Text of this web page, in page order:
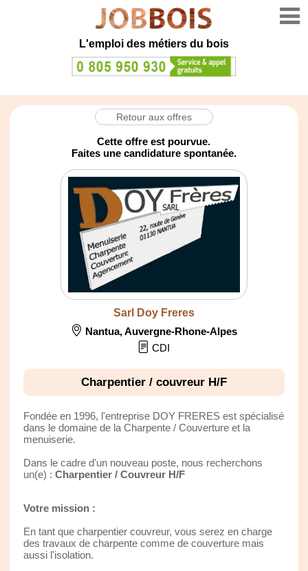
L'emploi des métiers du bois
Retour aux offres
Cette offre est pourvue.
Faites une candidature spontanée.
Sarl Doy Freres
Nantua,Auvergne-Rhone-Alpes
CDI
Charpentier / couvreur H/F
Fondée en 1996, l'entreprise DOY FRERES est spécialisé
dans le domaine de la Charpente / Couverture et la
menuiserie.
Dans le cadre d'un nouveau poste, nous recherchons
un(e) : Charpentier / Couvreur H/F
Votre mission :
En tant que charpentier couvreur, vous serez en charge
des travaux de charpente comme de couverture mais
aussi l'isolation.